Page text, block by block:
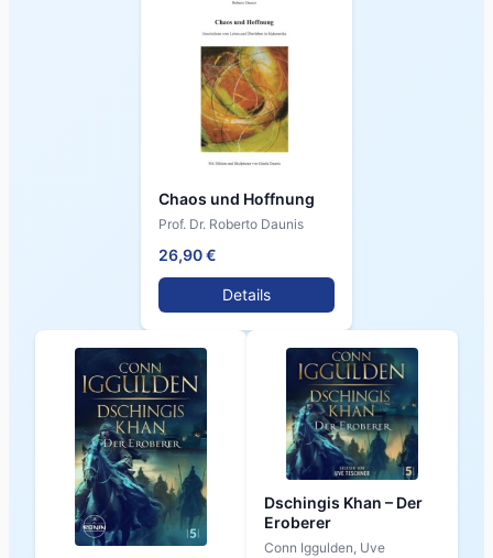
Chaos und Hoffnung
Prof. Dr. Roberto Daunis
26,90 €
Details
Dschingis Khan – Der
Eroberer
Conn Iggulden, Uve